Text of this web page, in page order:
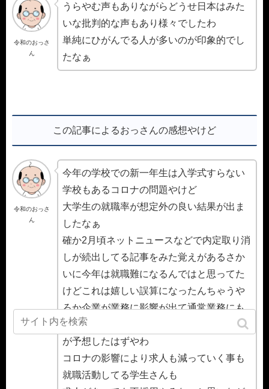
令和のおっさ
ん
うらやむ声もありながらどうせ日本はみた
いな批判的な声もあり様々でしたわ
単純にひがんでる人が多いのが印象的でし
たなぁ
この記事によるおっさんの感想やけど
令和のおっさ
ん
今年の学校での新一年生は入学式すらない
学校もあるコロナの問題やけど
大学生の就職率が想定外の良い結果が出ま
したなぁ
確か2月頃ネットニュースなどで内定取り消
しが続出してる記事をみた覚えがあるさか
いに今年は就職難になるんではと思ってた
けどこれは嬉しい誤算になったんちゃうや
ろか企業が業務に影響が出て通常業務にも
支障が出てたさかいに就職率の悪化は誰も
が予想したはずやわ
コロナの影響により求人も減っていく事も
就職活動してる学生さんも